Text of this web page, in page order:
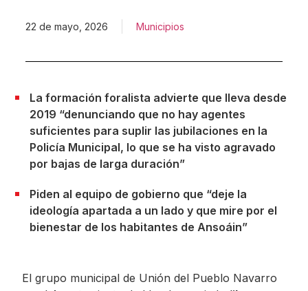
22 de mayo, 2026 Municipios
La formación foralista advierte que lleva desde
2019 “denunciando que no hay agentes
suficientes para suplir las jubilaciones en la
Policía Municipal, lo que se ha visto agravado
por bajas de larga duración”
Piden al equipo de gobierno que “deje la
ideología apartada a un lado y que mire por el
bienestar de los habitantes de Ansoáin”
El grupo municipal de Unión del Pueblo Navarro